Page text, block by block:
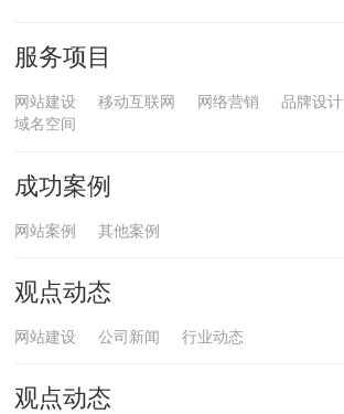
服务项目
网站建设 移动互联网 网络营销 品牌设计
域名空间
成功案例
网站案例 其他案例
观点动态
网站建设 公司新闻 行业动态
观点动态